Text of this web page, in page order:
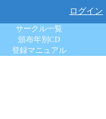
ログイン
サークル一覧
頒布年別CD
登録マニュアル